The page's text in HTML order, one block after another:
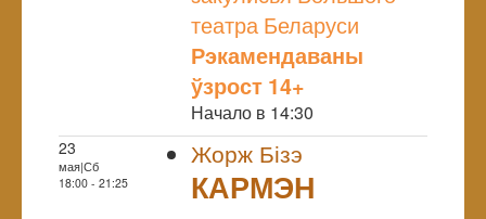
театра Беларуси
Рэкамендаваны
ўзрост 14+
Начало в 14:30
23
мая|Сб
18:00 - 21:25
Жорж Бізэ
КАРМЭН